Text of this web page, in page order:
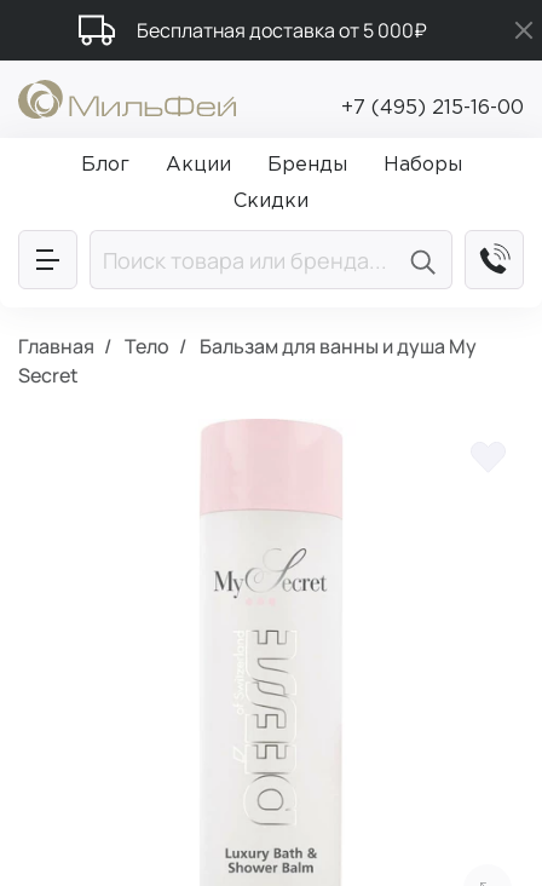
Бесплатная доставка от 5 000₽
Подарки в каждый заказ от 5 000₽
Промокод ПРИВЕТ
+7 (495) 215-16-00
Блог Акции Бренды
Наборы
Скидки
Главная Тело
Бальзам для ванны и душа My
Secret